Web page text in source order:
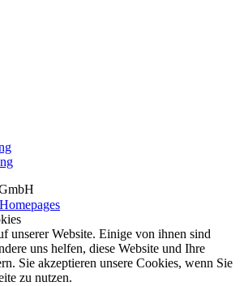
unserer Website. Einige von ihnen sind
uns helfen, diese Website und Ihre
Sie akzeptieren unsere Cookies, wenn Sie
zu nutzen.